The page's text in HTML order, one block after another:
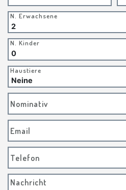
N. Erwachsene
N. Kinder
Haustiere
Nominativ
Email
Telefon
Nachricht